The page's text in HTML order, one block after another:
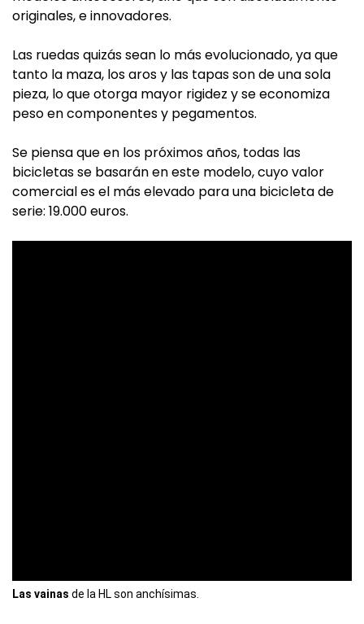
originales, e innovadores.
Las ruedas quizás sean lo más evolucionado, ya que
tanto la maza, los aros y las tapas son de una sola
pieza, lo que otorga mayor rigidez y se economiza
peso en componentes y pegamentos.
Se piensa que en los próximos años, todas las
bicicletas se basarán en este modelo, cuyo valor
comercial es el más elevado para una bicicleta de
serie: 19.000 euros.
Las vainas de la HL son anchísimas.